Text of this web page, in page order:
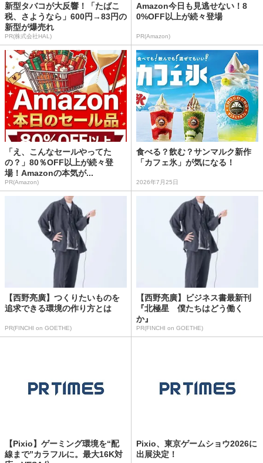
新型タバコが大反響！「たばこ
税、さようなら」600円→83円の
新型が爆売れ
PR(株式会社HAL)
Amazon今日も見逃せない！8
0%OFF以上が続々登場
PR(Amazon)
「え、こんなセールやってた
の？」80％OFF以上が続々登
場！Amazonの本気が...
PR(Amazon)
食べる？飲む？サンマルク新作
「カフェ氷」が気になる！
2026年7月25日
【西野亮廣】つくりたいものを
追求できる環境の作り方とは
PR(FINCHI on GOETHE)
【西野亮廣】ビジネス書最新刊
『北極星 僕たちはどう働く
か』
PR(FINCHI on GOETHE)
【Pixio】ゲーミング環境を“配
線まで”カラフルに。最大16K対
Pixio、東京ゲームショウ2026に
出展決定！